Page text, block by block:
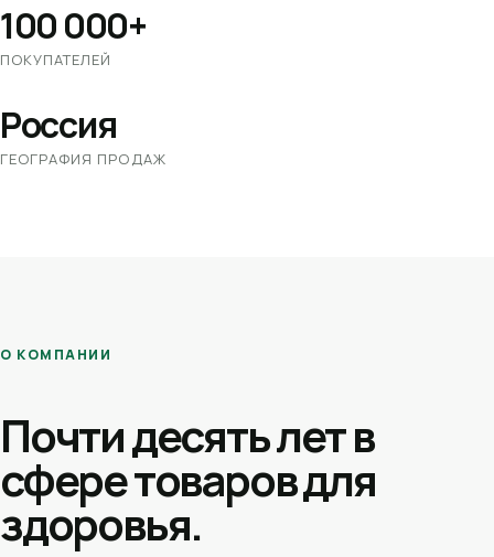
100 000+
ПОКУПАТЕЛЕЙ
Россия
ГЕОГРАФИЯ ПРОДАЖ
О КОМПАНИИ
Почти десять лет в
сфере товаров для
здоровья.